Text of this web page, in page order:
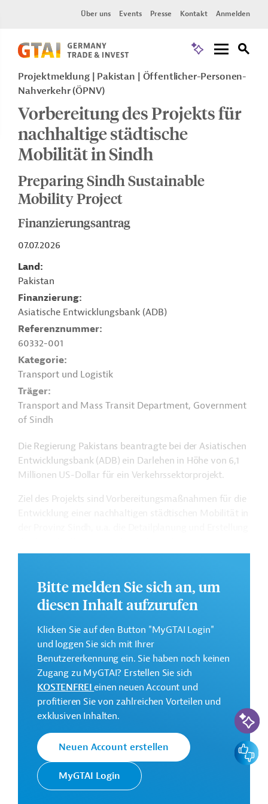
Über uns Events Presse Kontakt Anmelden
Projektmeldung Pakistan
Öffentlicher-Personen-
Nahverkehr (ÖPNV)
Vorbereitung des Projekts für
nachhaltige städtische
Mobilität in Sindh
Preparing Sindh Sustainable
Mobility Project
Finanzierungsantrag
07.07.2026
Land
Pakistan
Finanzierung
Asiatische Entwicklungsbank (ADB)
Referenznummer
60332-001
Kategorie
Transport und Logistik
Träger
Transport and Mass Transit Department, Government
of Sindh
Die Regierung Pakistans beantragte bei der Asiatischen
Entwicklungsbank (ADB) ein Darlehen in Höhe von 6,1
Millionen US-Dollar für ein Verkehrssektorprojekt.
Ziel des Projekts sind Vorbereitungsmaßnahmen für die
Elektrofahrzeugen basierenden öffentlichen
Karachi.
Weitere Informationen zu dem geplanten
ADB.
GTAI informiert über die ADB: Schwerpunkte,
Regularien und praktische Hinweise zur
Geschäftsanbahnung.
Geberbeitrag:
6,1 Millionen US-Dollar (Darlehen; beantragt)
Kontaktadressen
Bitte melden Sie sich an, um
diesen Inhalt aufzurufen
Klicken Sie auf den Button "MyGTAI Login"
und loggen Sie sich mit Ihrer
Benutzererkennung ein. Sie haben noch keinen
Zugang zu MyGTAI? Erstellen Sie sich
KOSTENFREIeinen neuen Account und
profitieren Sie von zahlreichen Vorteilen und
exklusiven Inhalten.
Neuen Account erstellen
MyGTAI Login
KI-